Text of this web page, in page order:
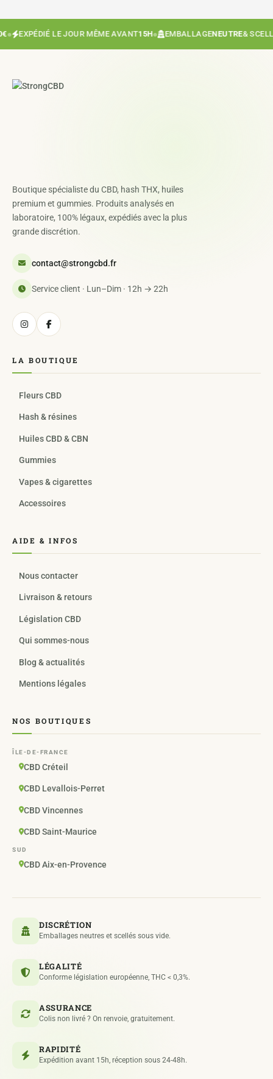
EXPÉDIÉ LE JOUR MÊME AVANT15H● EMBALLAGENEUTRE& SCELLÉ
Boutique spécialiste du CBD, hash THX, huiles
premium et gummies. Produits analysés en
laboratoire, 100% légaux, expédiés avec la plus
grande discrétion.
contact@strongcbd.fr
Service client · Lun–Dim · 12h → 22h
LA BOUTIQUE
Fleurs CBD
Hash & résines
Huiles CBD & CBN
Gummies
Vapes & cigarettes
Accessoires
AIDE & INFOS
Nous contacter
Livraison & retours
Législation CBD
Qui sommes-nous
Blog & actualités
Mentions légales
NOS BOUTIQUES
ÎLE-DE-FRANCE
CBD Créteil
CBD Levallois-Perret
CBD Vincennes
CBD Saint-Maurice
SUD
CBD Aix-en-Provence
DISCRÉTION
Emballages neutres et scellés sous vide.
LÉGALITÉ
Conforme législation européenne, THC < 0,3%.
ASSURANCE
Colis non livré ? On renvoie, gratuitement.
RAPIDITÉ
Expédition avant 15h, réception sous 24-48h.